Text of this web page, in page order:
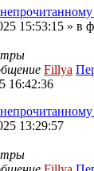
15:53:15 » в
Fillya
16:42:36
13:29:57